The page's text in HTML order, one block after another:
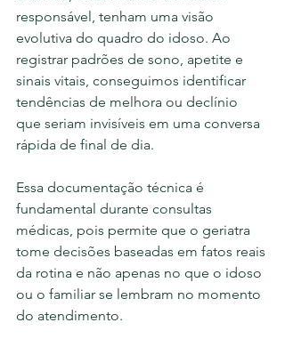
responsável, tenham uma visão
evolutiva do quadro do idoso. Ao
registrar padrões de sono, apetite e
sinais vitais, conseguimos identificar
tendências de melhora ou declínio
que seriam invisíveis em uma conversa
rápida de final de dia.
Essa documentação técnica é
fundamental durante consultas
médicas, pois permite que o geriatra
tome decisões baseadas em fatos reais
da rotina e não apenas no que o idoso
ou o familiar se lembram no momento
do atendimento.